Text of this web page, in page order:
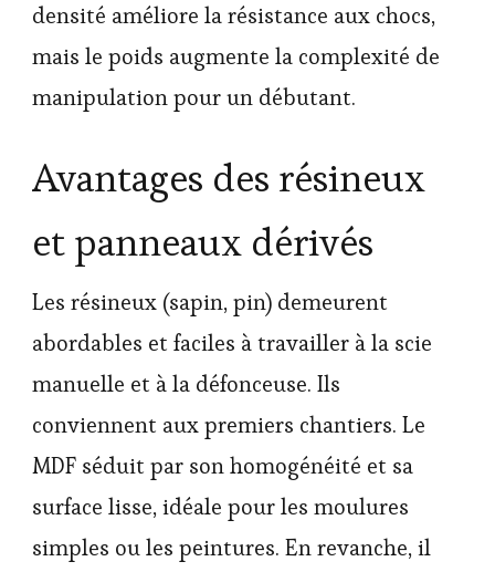
densité améliore la résistance aux chocs,
mais le poids augmente la complexité de
manipulation pour un débutant.
Avantages des résineux
et panneaux dérivés
Les résineux (sapin, pin) demeurent
abordables et faciles à travailler à la scie
manuelle et à la défonceuse. Ils
conviennent aux premiers chantiers. Le
MDF séduit par son homogénéité et sa
surface lisse, idéale pour les moulures
simples ou les peintures. En revanche, il